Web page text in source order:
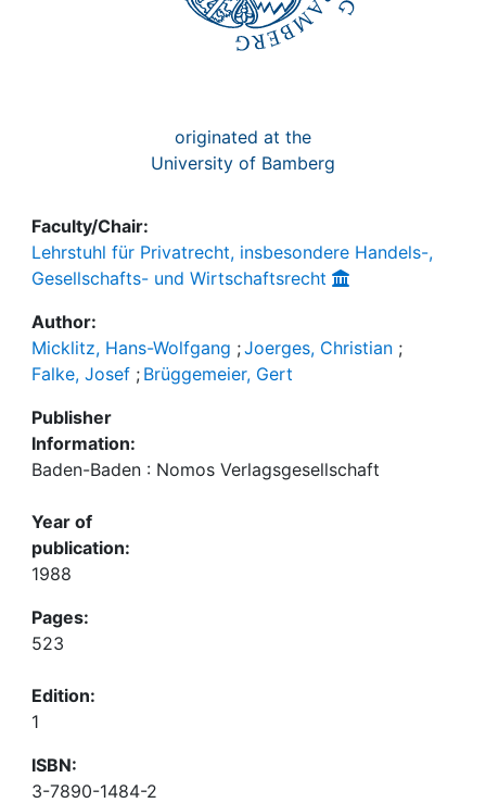
originated at the
University of Bamberg
Faculty/Chair:
Lehrstuhl für Privatrecht, insbesondere Handels-,
Gesellschafts- und Wirtschaftsrecht
Author:
Micklitz, Hans-Wolfgang ;Joerges, Christian ;
Falke, Josef ; Brüggemeier, Gert
Publisher
Information:
Baden-Baden : Nomos Verlagsgesellschaft
Year of
publication:
1988
Pages:
523
Edition:
1
ISBN:
3-7890-1484-2